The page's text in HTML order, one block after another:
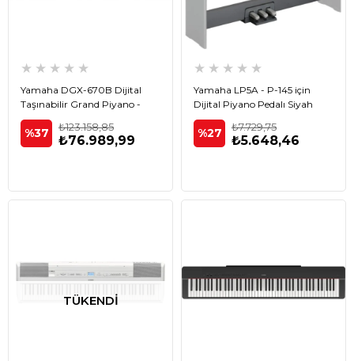
★ ★ ★ ★ ★
Yamaha DGX-670B Dijital
Taşınabilir Grand Piyano -
Siyah
%37 ₺76.989,99
₺123.158,85
★ ★ ★ ★ ★
Yamaha LP5A - P-145 için
Dijital Piyano Pedalı Siyah
%27 ₺5.648,46
₺7.729,75
TÜKENDI